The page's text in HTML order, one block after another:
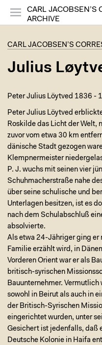
CARL JACOBSEN’S
ARCHIVE
CARL JACOBSEN’S
Julius
Peter Julius Löytved 1836 -
Peter Julius Löytved
Roskilde das Licht der Welt,
zuvor vom etwa 30 km
dänische Stadt gezogen
Klempnermeister
P. J. wuchs mit seinen vier
Schuhmacherstraße nahe
über seine schulische und
Unterlagen besitzen, ist es
nach dem Schulabschluß
absolvierte.
Als etwa 24-Jähriger ging er
Familie erzählt wird, in
Vorderen Orient war er als
britisch-syrischen
Bauunternehmer.
sowohl in Beirut als auch in
der Britisch-Syrischen
eingerichtet wurden, unter
Gesichert ist jedenfalls, daß
Deutsche Kolonie in Haifa